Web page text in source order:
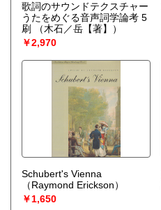
歌詞のサウンドテクスチャー
うたをめぐる音声詞学論考 5
刷
（木石／岳【著】）
￥2,970
Schubert's Vienna
（Raymond Erickson）
￥1,650